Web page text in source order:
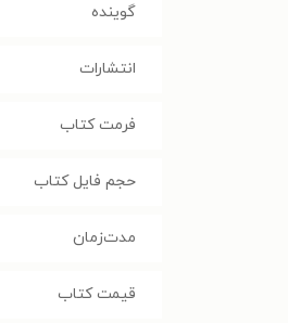
گوینده
انتشارات
فرمت کتاب
حجم فایل کتاب
مدت‌زمان
قیمت کتاب